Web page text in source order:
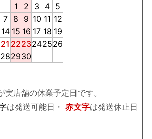
1
2 3 4 5
7 8 9 10 11 12
14 15 16 17 18 19
21 2223242526
282930
実店舗の休業予定日です。
は発送可能日・ 赤文字は発送休止日